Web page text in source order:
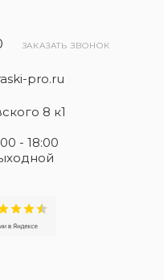
ЗАКАЗАТЬ ЗВОНОК
pro.ru
8 к1
- 18:00